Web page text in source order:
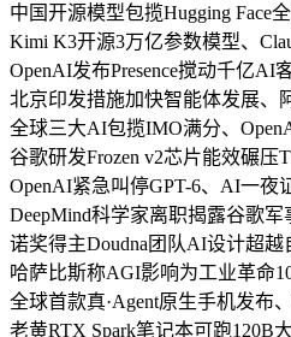
中国开源模型包揽Hugging Face
Kimi K3开源3万亿参数模型、
OpenAI发布Presence搅动千亿
北京印发措施加快智能体发展、
全球三大AI包揽IMO满分、
谷歌研发Frozen v2芯片能效碾
OpenAI紧急叫停GPT-6、AI一夜
DeepMind科学家离职揭露谷歌
诺奖得主Doudna团队AI设计超
哈萨比斯称AGI影响为工业革命
全球首款真·Agent原生手机发布
老黄RTX Spark笔记本可跑120B